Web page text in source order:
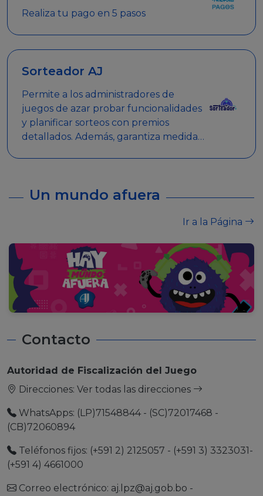
Realiza tu pago en 5 pasos
Sorteador AJ
Permite a los administradores de
juegos de azar probar funcionalidades
y planificar sorteos con premios
detallados. Además, garantiza medidas
Un mundo afuera
Ir a la Página
Contacto
Autoridad de Fiscalización del Juego
Direcciones: Ver todas las direcciones
WhatsApps: (LP)71548844 - (SC)72017468 -
(CB)72060894
Teléfonos fijos: (+591 2) 2125057 - (+591 3) 3323031-
(+591 4) 4661000
Correo electrónico: aj.lpz@aj.gob.bo -